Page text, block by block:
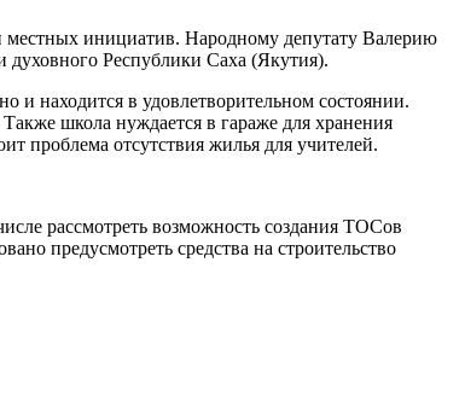
местных инициатив. Народному депутату Валерию
духовного Республики Саха (Якутия).
и находится в удовлетворительном состоянии.
школа нуждается в гараже для хранения
проблема отсутствия жилья для учителей.
рассмотреть возможность создания ТОСов
предусмотреть средства на строительство